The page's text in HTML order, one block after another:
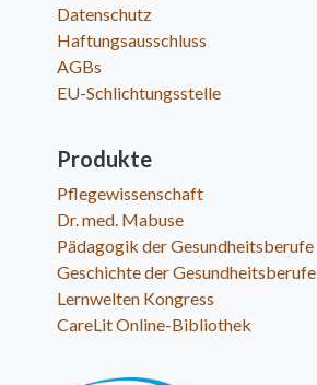
Datenschutz
Haftungsausschluss
AGBs
EU-Schlichtungsstelle
Produkte
Pflegewissenschaft
Dr. med. Mabuse
Pädagogik der Gesundheitsberufe
Geschichte der Gesundheitsberufe
Lernwelten Kongress
CareLit Online-Bibliothek